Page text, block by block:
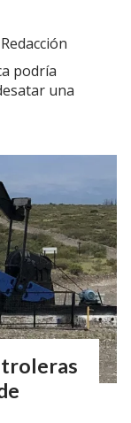
Redacción
podría
una